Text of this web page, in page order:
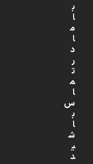
ب
ا
م
ا
د
ر
ت
م
ا
س
ب
ا
ش
ی
د